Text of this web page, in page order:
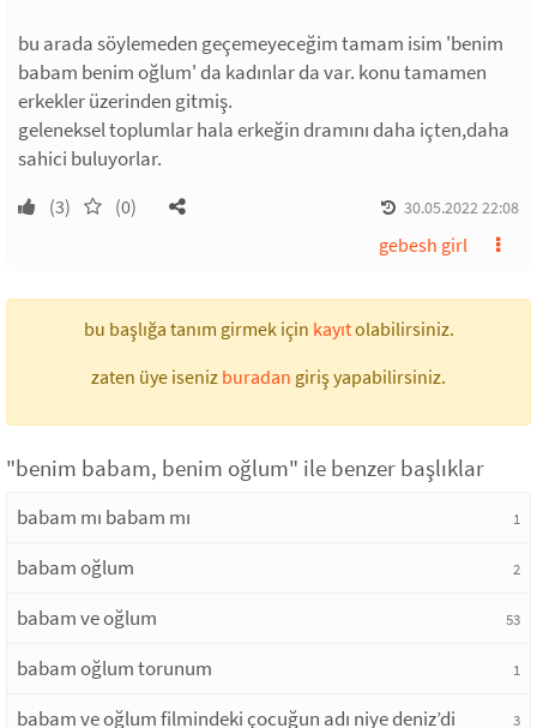
bu arada söylemeden geçemeyeceğim tamam isim 'benim
babam benim oğlum' da kadınlar da var. konu tamamen
erkekler üzerinden gitmiş.
geleneksel toplumlar hala erkeğin dramını daha içten,daha
sahici buluyorlar.
(3) (0) 30.05.2022 22:08
gebesh girl
bu başlığa tanım girmek için kayıtolabilirsiniz.
zaten üye iseniz buradan giriş yapabilirsiniz.
"benim babam, benim oğlum" ile benzer başlıklar
babam mı babam mı 1
babam oğlum 2
babam ve oğlum 53
babam oğlum torunum 1
babam ve oğlum filmindeki çocuğun adı niye deniz’di 3